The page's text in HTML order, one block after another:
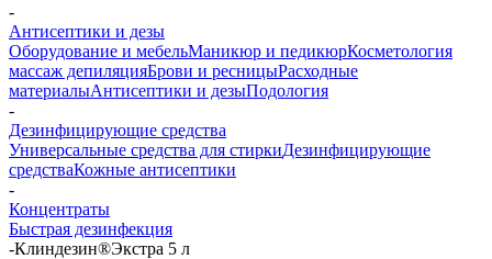
-
Антисептики и дезы
Оборудование и мебельМаникюр и педикюрКосметология
массаж депиляцияБрови и ресницыРасходные
материалыАнтисептики и дезыПодология
-
Дезинфицирующие средства
Универсальные средства для стиркиДезинфицирующие
средстваКожные антисептики
-
Концентраты
Быстрая дезинфекция
-Клиндезин®Экстра 5 л